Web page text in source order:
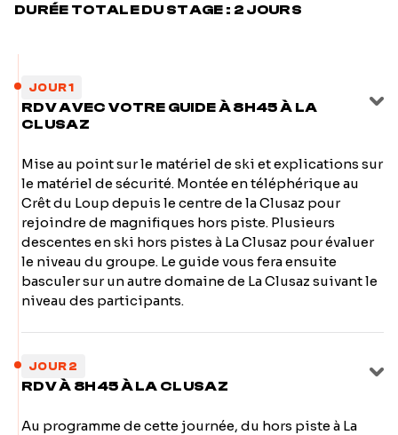
DURÉE TOTALE DU STAGE : 2 JOURS
JOUR 1
RDV AVEC VOTRE GUIDE À 8H45 À LA
CLUSAZ
Mise au point sur le matériel de ski et explications sur
le matériel de sécurité. Montée en téléphérique au
Crêt du Loup depuis le centre de la Clusaz pour
rejoindre de magnifiques hors piste. Plusieurs
descentes en ski hors pistes à La Clusaz pour évaluer
le niveau du groupe. Le guide vous fera ensuite
basculer sur un autre domaine de La Clusaz suivant le
niveau des participants.
JOUR 2
RDV À 8H45 À LA CLUSAZ
Au programme de cette journée, du hors piste à La